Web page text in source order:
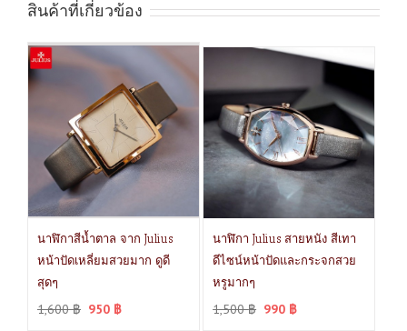
สินค้าที่เกี่ยวข้อง
นาฬิกาสีน้ำตาล จาก Julius
หน้าปัดเหลี่ยมสวยมาก ดูดี
สุดๆ
1,600฿ 950 ฿
นาฬิกา Julius สายหนัง สีเทา
ดีไซน์หน้าปัดและกระจกสวย
หรูมากๆ
1,500฿ 990 ฿